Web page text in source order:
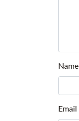
Name
Email